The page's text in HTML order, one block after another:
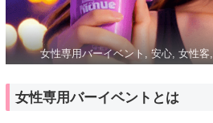
女性専用バーイベント, 安心, 女性
女性専用バーイベントとは